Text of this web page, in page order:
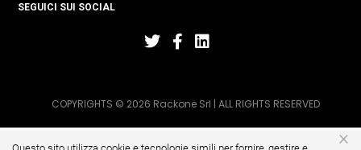
SEGUICI SUI SOCIAL
COPYRIGHTS © 2026 Rackone Srl | ALL RIGHTS RESERVED
×